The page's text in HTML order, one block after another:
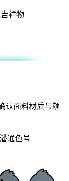
祥物
认面料材质与颜
通色号